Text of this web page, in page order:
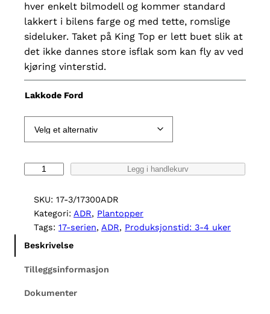
hver enkelt bilmodell og kommer standard
lakkert i bilens farge og med tette, romslige
sideluker. Taket på King Top er lett buet slik at
det ikke dannes store isflak som kan fly av ved
kjøring vinterstid.
Lakkode Ford
1
9
Legg i handlekurv
SKU: 17-3/17300ADR
Kategori: ADR, Plantopper
Tags: 17-serien, ADR, Produksjonstid: 3-4 uker
Beskrivelse
Tilleggsinformasjon
Dokumenter